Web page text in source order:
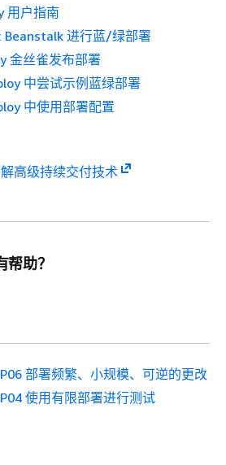
用户指南
Beanstalk 进行蓝/绿部署
金丝雀发布部署
中尝试示例蓝绿部署
中使用部署配置
高级持续交付技术
助？
部署频繁、小规模、可逆的更改
使用有限部署进行测试